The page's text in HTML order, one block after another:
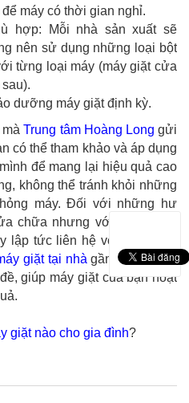
máy có thời gian nghỉ.
hợp: Mỗi nhà sản xuất sẽ
nên sử dụng những loại bột
từng loại máy (máy giặt cửa
dưỡng máy giặt định kỳ.
màTrung tâm Hoàng Long gửi
có thể tham khảo và áp dụng
để mang lại hiệu quả cao
không thể tránh khỏi những
máy. Đối với những hư
chữa nhưng với những hư
lập tức liên hệ với các trung
giặt tại nhà gần nhất để có
giúp máy giặt của bạn hoạt
giặt nào cho gia đình?